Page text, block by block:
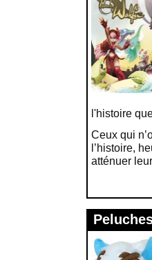
l'histoire
Ceux qui
l’histoire,
atténuer